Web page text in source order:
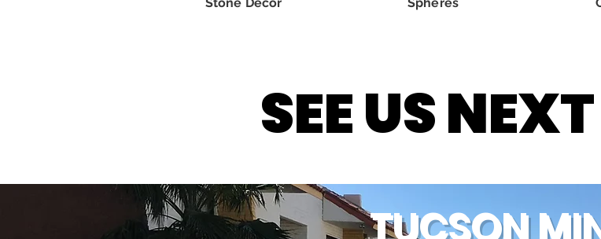
Stone Decor Spheres
SEE US
SEE US
TUCSON